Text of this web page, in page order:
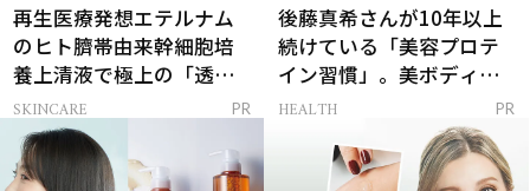
再生医療発想エテルナム
のヒト臍帯由来幹細胞培
養上清液で極上の「透明
感ハリ肌」へ
SKINCARE PR
後藤真希さんが10年以上
続けている「美容プロテ
イン習慣」。美ボディを
支える朝ルーティンと
HEALTH PR